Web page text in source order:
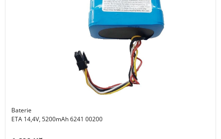
Baterie
ETA 14,4V, 5200mAh 6241 00200